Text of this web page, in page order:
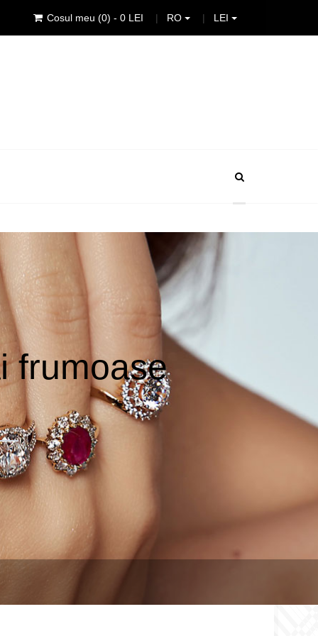
Cosul meu (0) - 0 LEI RO LEI
frumoase